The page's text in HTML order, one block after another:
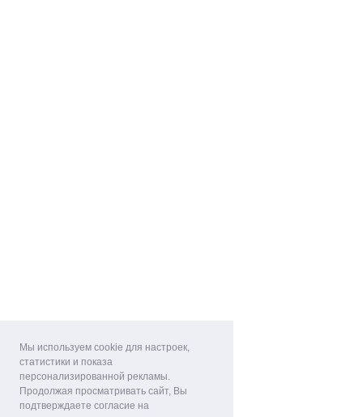
Мы используем cookie для настроек,
статистики и показа
персонализированной рекламы.
Продолжая просматривать сайт, Вы
подтверждаете согласие на